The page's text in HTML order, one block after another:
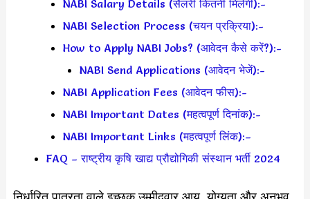
NABI Salary Details (सैलरी कितनी मिलेगी):-
NABI Selection Process (चयन प्रक्रिया):-
How to Apply NABI Jobs? (आवेदन कैसे करें?):-
NABI Send Applications (आवेदन भेजें):-
NABI Application Fees (आवेदन फीस):-
NABI Important Dates (महत्वपूर्ण दिनांक):-
NABI Important Links (महत्वपूर्ण लिंक):–
FAQ – राष्ट्रीय कृषि खाद्य प्रौद्योगिकी संस्थान भर्ती 2024